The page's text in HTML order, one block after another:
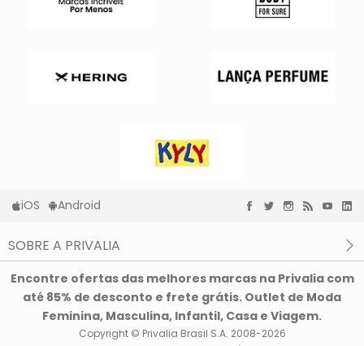
iOS Android
SOBRE A PRIVALIA
Privacidade e Cookies
Condições de uso
Encontre ofertas das melhores marcas na Privalia com
até 85% de desconto e frete grátis. Outlet de Moda
Feminina, Masculina, Infantil, Casa e Viagem.
Copyright © Privalia Brasil S.A. 2008-2026